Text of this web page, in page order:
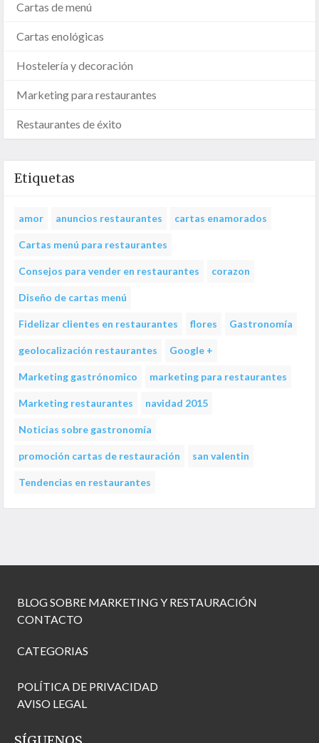
Cartas de menú
Cartas enológicas
Hostelería y decoración
Marketing para restaurantes
Restaurantes de éxito
Etiquetas
amor anuncios restaurantes cartas enamorados
Cartas menú para restaurantes
Consejos para vender en restaurantes corazon
Diseño de cartas menú
Fidelizar clientes en restaurantes flores Gastronomía
geolocalización restaurantes Google +
Marketing gastrónomico marketing para restaurantes
Marketing restaurantes navidad 2015
Noticias sobre gastronomía
promoción cartas de restauración san valentin
Tendencias en restaurantes
BLOG SOBRE MARKETING Y RESTAURACIÓN
CONTACTO
CATEGORIAS
POLÍTICA DE PRIVACIDAD
AVISO LEGAL